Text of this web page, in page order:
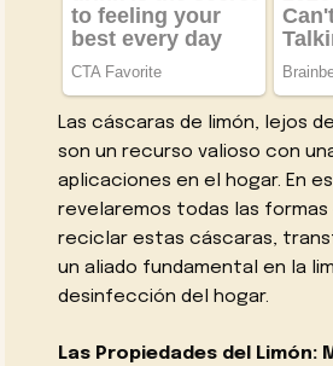
Las cáscaras de limón, lejos
son un recurso valioso con
aplicaciones en el hogar. En
revelaremos todas las
reciclar estas cáscaras,
un aliado fundamental en la
desinfección del hogar.
Las Propiedades del Limón: